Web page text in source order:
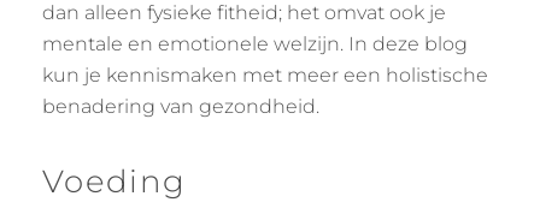
dan alleen fysieke fitheid; het omvat ook je
mentale en emotionele welzijn. In deze blog
kun je kennismaken met meer een holistische
benadering van gezondheid.
Voeding